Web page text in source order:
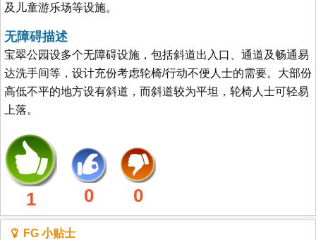
及儿童游乐场等设施。
无障碍描述
宝翠公园设多个无障碍设施，包括斜道出入口、通道及畅通易
达洗手间等，设计充份考虑轮椅/行动不便人士的需要。大部份
高低不平的地方设有斜道，而斜道较为平坦，轮椅人士可轻易
上落。
1 0 0
FG 小贴士